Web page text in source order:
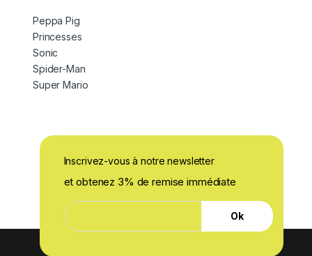
Peppa Pig
Princesses
Sonic
Spider-Man
Super Mario
Inscrivez-vous à notre newsletter
et obtenez 3% de remise immédiate
-
m
E
-
m
Ok